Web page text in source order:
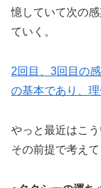
憶していて次の
ていく。
2回目、3回目の
の基本であり、
やっと最近はこ
その前提で考えて